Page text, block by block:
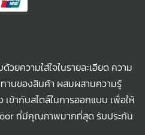
ยความใส่ใจในรายละเอียด ความ
านของสินค้า ผสมผสานความรู้
ข้ากับสไตล์ในการออกแบบ เพื่อให้
ที่มีคุณภาพมากที่สุด รับประกัน